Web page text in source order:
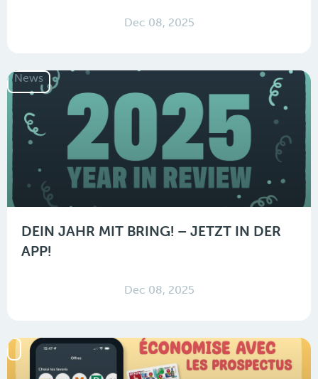
Dec 08, 2025
News
DEIN JAHR MIT BRING! – JETZT IN DER
APP!
Dec 08, 2025